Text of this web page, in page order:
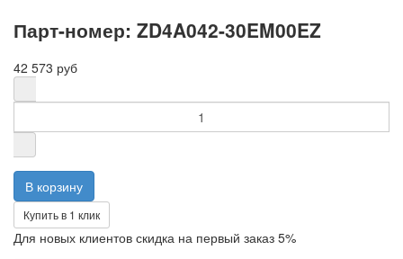
Парт-номер: ZD4A042-30EM00EZ
42 573 руб
Купить в 1 клик
Для новых клиентов скидка на первый заказ 5%